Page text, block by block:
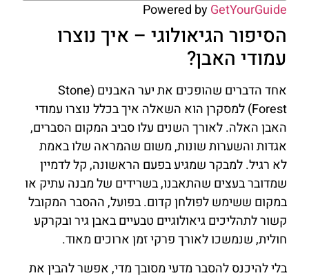
Powered byGetYourGuide
הסיפור הגיאולוגי – איך נוצרו
עמודי האבן?
אחד הדברים שהופכים את יער האבנים (Stone
Forest) למסקרן הוא השאלה איך בכלל נוצרו עמודי
האבן האלה. לאורך השנים עלו סביב המקום הסברים,
אגדות והשערות שונות, משום שהמראה שלו באמת
לא רגיל. למבקר שמגיע בפעם הראשונה, קל לדמיין
שמדובר בעצים שהתאבנו, בשרידים של מבנה עתיק או
במקום ששימש לפולחן קדום. בפועל, ההסבר המקובל
קשור לתהליכים גיאולוגיים טבעיים באבן גיר ובקרקע
חולית, שנמשכו לאורך פרקי זמן ארוכים מאוד.
בלי להיכנס להסבר מדעי מסובך מדי, אפשר להבין את